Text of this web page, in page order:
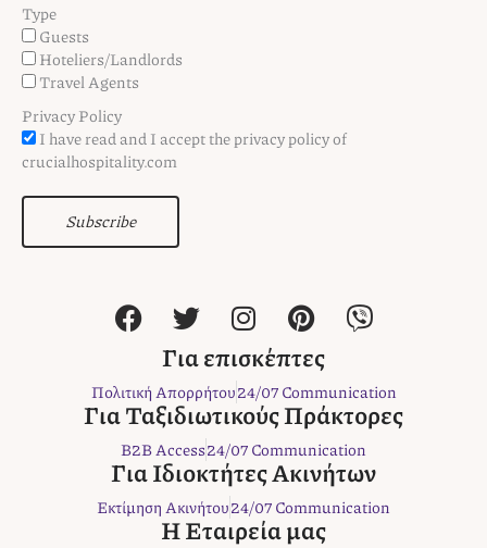
Type
Guests
Hoteliers/Landlords
Travel Agents
Privacy Policy
I have read and I accept the privacy policy of
crucialhospitality.com
Subscribe
F
a
e
b
o
o
k
T
w
i
t
t
e
r
I
n
s
t
a
g
r
a
m
P
i
n
t
e
r
e
s
t
V
i
e
r
Για επισκέπτες
Πολιτική Απορρήτου24/07 Communication
Για Ταξιδιωτικούς Πράκτορες
B2B Access24/07 Communication
Για Ιδιοκτήτες Ακινήτων
Εκτίμηση Ακινήτου24/07 Communication
Η Εταιρεία μας